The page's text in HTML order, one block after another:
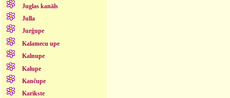
Juglas kanāls
Julla
Jurģupe
Kalamecu upe
Kalnupe
Kalupe
Kančupe
Karikste